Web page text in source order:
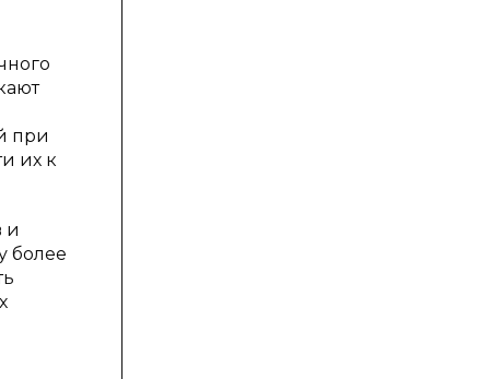
при
их к
и
более